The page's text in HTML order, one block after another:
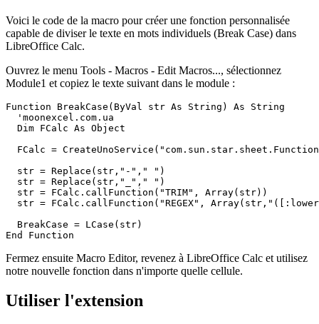
Voici le code de la macro pour créer une fonction personnalisée
capable de diviser le texte en mots individuels (Break Case) dans
LibreOffice Calc.
Ouvrez le menu Tools - Macros - Edit Macros..., sélectionnez
Module1 et copiez le texte suivant dans le module :
Function BreakCase(ByVal str As String) As String
  'moonexcel.com.ua
  Dim FCalc As Object
FCalc =
  str = Replace(str,"-"," ")
  str = Replace(str,"_"," ")
  str = FCalc.callFunction("TRIM", Array(str))
str = FCalc.callFunction("REGEX",
  BreakCase = LCase(str)
Fermez ensuite Macro Editor, revenez à LibreOffice Calc et utilisez
notre nouvelle fonction dans n'importe quelle cellule.
Utiliser l'extension